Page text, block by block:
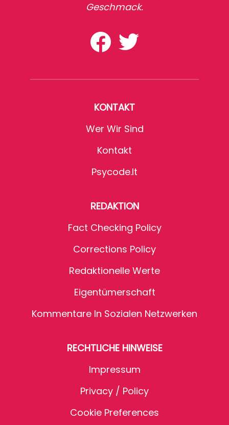
Geschmack.
KONTAKT
Wer Wir Sind
Kontakt
Psycode.it
REDAKTION
Fact Checking Policy
Corrections Policy
Redaktionelle Werte
Eigentümerschaft
Kommentare In Sozialen Netzwerken
RECHTLICHE HINWEISE
Impressum
Privacy / Policy
Cookie Preferences